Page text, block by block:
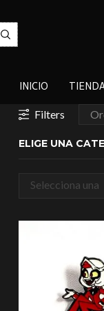
INICIO
Filters
ELIGE UNA
Selecciona una